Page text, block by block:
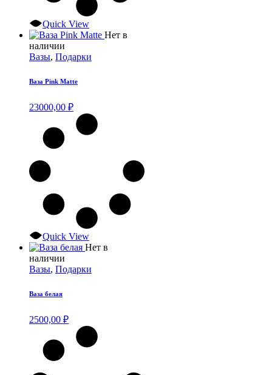
Quick View
Нет в
наличии
Вазы, Подарки
Ваза Pink Matte
23000,00 ₽
Quick View
Нет в
наличии
Вазы, Подарки
Ваза белая
2500,00 ₽